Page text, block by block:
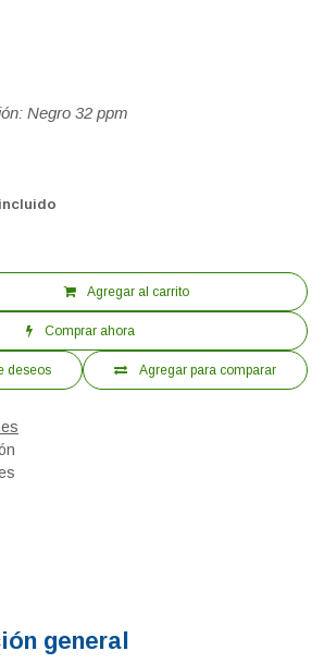
Negro 32 ppm
Agregar al carrito
Comprar ahora
Agregar para comparar
deseos
general